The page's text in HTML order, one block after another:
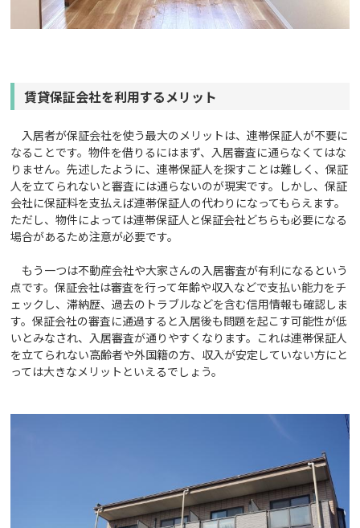
賃貸保証会社を利用するメリット
入居者が保証会社を使う最大のメリットは、連帯保証人が不要に
なることです。物件を借りるにはまず、入居審査に通らなくてはな
りません。先述したように、連帯保証人を探すことは難しく、保証
人を立てられないと審査には通らないのが現実です。しかし、保証
会社に保証料を支払えば連帯保証人の代わりになってもらえます。
ただし、物件によっては連帯保証人と保証会社どちらも必要になる
場合があるため注意が必要です。
もう一つは不動産会社や大家さんの入居審査が有利になるという
点です。保証会社は審査を行って年齢や収入などで支払い能力をチ
ェックし、滞納歴、過去のトラブルなどを含む信用情報も確認しま
す。保証会社の審査に通過すると入居後も問題を起こす可能性が低
いとみなされ、入居審査が通りやすくなります。これは連帯保証人
を立てられない高齢者や外国籍の方、収入が安定していない方にと
っては大きなメリットといえるでしょう。